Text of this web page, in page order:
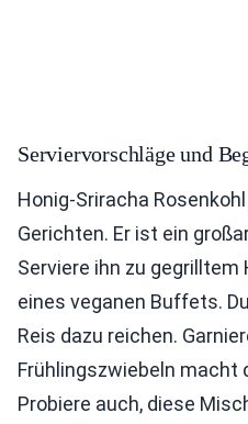
Serviervorschläge und
Honig-Sriracha
Gerichten. Er ist ein
Serviere ihn zu gegrilltem
eines veganen Buffets.
Reis dazu reichen.
Frühlingszwiebeln macht
Probiere auch, diese